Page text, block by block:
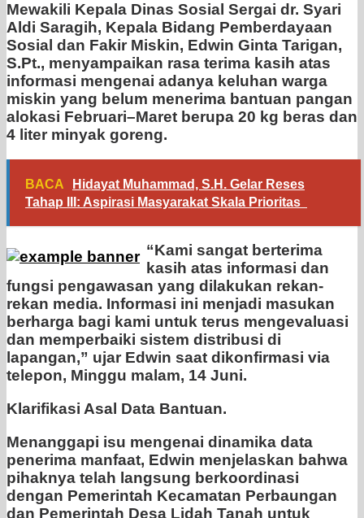
Mewakili Kepala Dinas Sosial Sergai dr. Syari
Aldi Saragih, Kepala Bidang Pemberdayaan
Sosial dan Fakir Miskin, Edwin Ginta Tarigan,
S.Pt., menyampaikan rasa terima kasih atas
informasi mengenai adanya keluhan warga
miskin yang belum menerima bantuan pangan
alokasi Februari–Maret berupa 20 kg beras dan
4 liter minyak goreng.
BACA
Hidayat Muhammad, S.H. Gelar Reses
Tahap III: Aspirasi Masyarakat Skala Prioritas
“Kami sangat berterima
kasih atas informasi dan
fungsi pengawasan yang dilakukan rekan-
rekan media. Informasi ini menjadi masukan
berharga bagi kami untuk terus mengevaluasi
dan memperbaiki sistem distribusi di
lapangan,” ujar Edwin saat dikonfirmasi via
telepon, Minggu malam, 14 Juni.
Klarifikasi Asal Data Bantuan.
Menanggapi isu mengenai dinamika data
penerima manfaat, Edwin menjelaskan bahwa
pihaknya telah langsung berkoordinasi
dengan Pemerintah Kecamatan Perbaungan
dan Pemerintah Desa Lidah Tanah untuk